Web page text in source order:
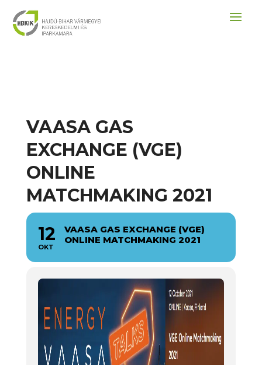
VAASA GAS
EXCHANGE (VGE)
ONLINE
MATCHMAKING 2021
12
OKT
VAASA GAS EXCHANGE (VGE)
ONLINE MATCHMAKING 2021